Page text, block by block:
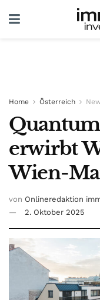
Home Österreich
erwirbt
Wien-
von Onlineredaktion
2. Oktober 2025